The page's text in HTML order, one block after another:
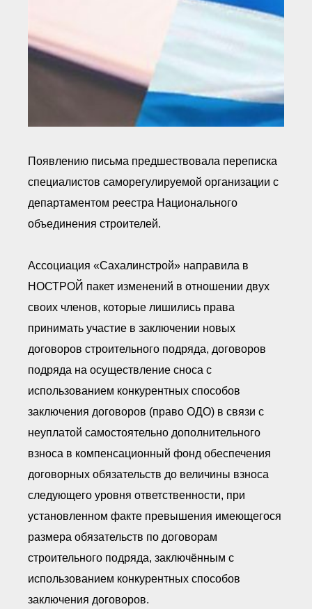
Появлению письма предшествовала переписка
специалистов саморегулируемой организации с
департаментом реестра Национального
объединения строителей.
Ассоциация «Сахалинстрой» направила в
НОСТРОЙ пакет изменений в отношении двух
своих членов, которые лишились права
принимать участие в заключении новых
договоров строительного подряда, договоров
подряда на осуществление сноса с
использованием конкурентных способов
заключения договоров (право ОДО) в связи с
неуплатой самостоятельно дополнительного
взноса в компенсационный фонд обеспечения
договорных обязательств до величины взноса
следующего уровня ответственности, при
установленном факте превышения имеющегося
размера обязательств по договорам
строительного подряда, заключённым с
использованием конкурентных способов
заключения договоров.